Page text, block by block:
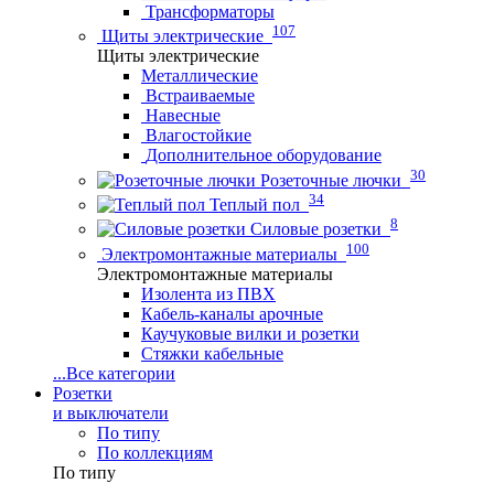
Трансформаторы
Щиты электрические 107
Щиты электрические
Металлические
Встраиваемые
Навесные
Влагостойкие
Дополнительное оборудование
Розеточные лючки 30
Теплый пол 34
Силовые розетки 8
Электромонтажные материалы 100
Электромонтажные материалы
Изолента из ПВХ
Кабель-каналы арочные
Каучуковые вилки и розетки
Стяжки кабельные
...Все категории
Розетки
и выключатели
По типу
По коллекциям
По типу